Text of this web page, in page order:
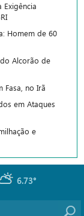
Exigência
Homem de 60
Alcorão de
Fasa, no Irã
em Ataques
e
6.73°